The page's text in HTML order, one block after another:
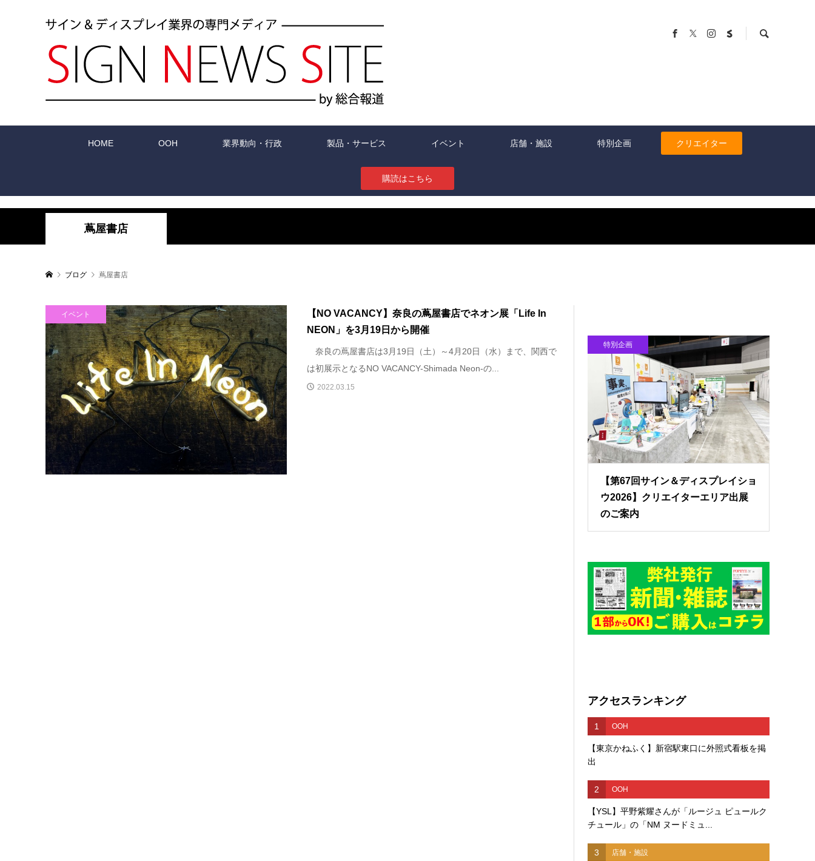
HOME OOH 業界動向・行政 製品・サービス イベント 店舗・施設 特別企画 クリエイター
購読はこちら
蔦屋書店
ブログ 蔦屋書店
イベント
【NO VACANCY】奈良の蔦屋書店でネオン展「Life In
NEON」を3月19日から開催
奈良の蔦屋書店は3月19日（土）～4月20日（水）まで、関西で
は初展示となるNO VACANCY-Shimada Neon-の...
2022.03.15
特別企画
【第67回サイン＆ディスプレイショ
ウ2026】クリエイターエリア出展
のご案内
アクセスランキング
1 OOH
【東京かねふく】新宿駅東口に外照式看板を掲
出
2 OOH
【YSL】平野紫耀さんが「ルージュ ピュールク
チュール」の「NM ヌードミュ...
3 店舗・施設